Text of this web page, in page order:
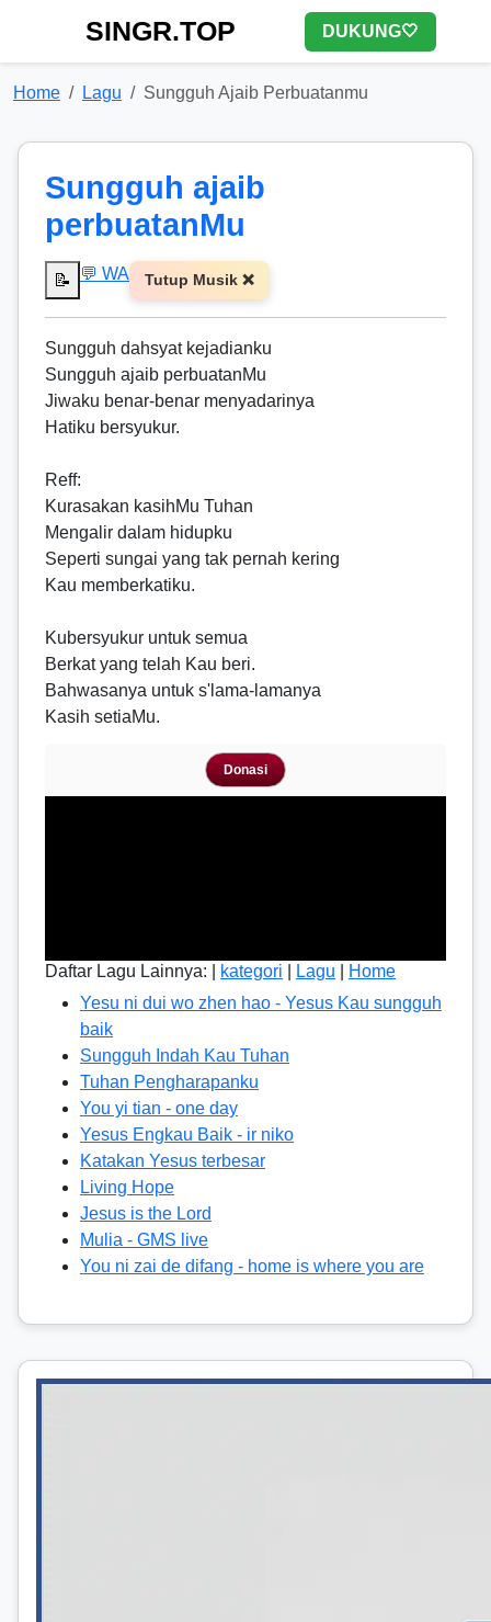
SINGR.TOP DUKUNG🤍
Home Lagu Sungguh Ajaib Perbuatanmu
Sungguh ajaib
perbuatanMu
📝 💬 WA Tutup Musik ❌
Sungguh dahsyat kejadianku
Sungguh ajaib perbuatanMu
Jiwaku benar-benar menyadarinya
Hatiku bersyukur.
Reff:
Kurasakan kasihMu Tuhan
Mengalir dalam hidupku
Seperti sungai yang tak pernah kering
Kau memberkatiku.
Kubersyukur untuk semua
Berkat yang telah Kau beri.
Bahwasanya untuk s'lama-lamanya
Kasih setiaMu.
Donasi
Daftar Lagu Lainnya: | kategori Lagu
Home
Yesu ni dui wo zhen hao - Yesus Kau sungguh
baik
Sungguh Indah Kau Tuhan
Tuhan Pengharapanku
You yi tian - one day
Yesus Engkau Baik - ir niko
Katakan Yesus terbesar
Living Hope
Jesus is the Lord
Mulia - GMS live
You ni zai de difang - home is where you are